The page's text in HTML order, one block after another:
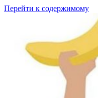
Перейти к содержимому